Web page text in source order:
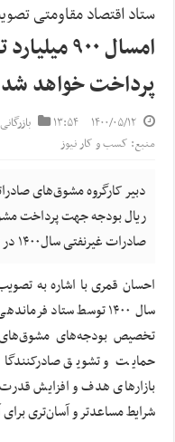
ستاد اقتصاد مقاومتی
امسال ۹۰۰
پرداخت خواهد شد
۱۴۰۰/۰۵/۱۲ ۱۳:۵۴
منبع: کسب و کار نیوز
ریال بودجه جهت پرداخت
صادرات غیرنفتی سال۱۴۰۰ در نظر گرفته شده است.
احسان قمری با اشاره به
سال ۱۴۰۰ توسط ستاد
تخصیص بودجه‌های مشوق‌های
حمایت و تشویق
بازارهای هدف و افزایش قدرت
شرایط مساعدتر و آسان‌تری